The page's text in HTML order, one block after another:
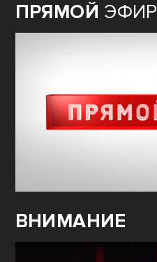
ПРЯМОЙ ЭФИР
ВНИМАНИЕ